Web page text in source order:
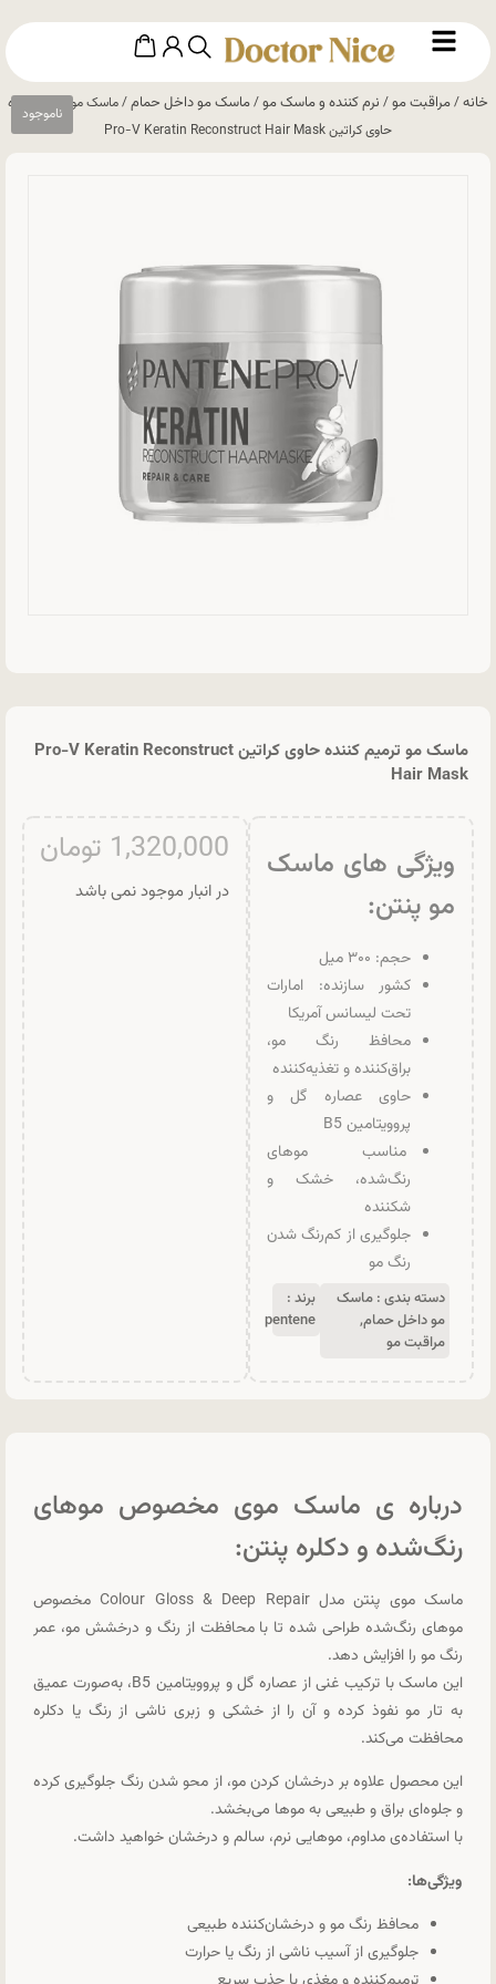
خانه/مراقبت مو/ نرم کننده و ماسک مو/ماسک مو داخل حمام/ ماسک مو ترمیم کننده
حاوی کراتین Pro-V Keratin Reconstruct Hair Mask
ماسک مو ترمیم کننده حاوی کراتین Pro-V Keratin Reconstruct
Hair Mask
ویژگی های ماسک
مو پنتن:
حجم: ۳۰۰ میل
کشور سازنده: امارات
تحت لیسانس آمریکا
محافظ رنگ مو،
براق‌کننده و تغذیه‌کننده
حاوی عصاره گل و
پروویتامین B5
مناسب موهای
رنگ‌شده، خشک و
شکننده
جلوگیری از کم‌رنگ شدن
رنگ مو
دسته بندی : ماسک
مو داخل حمام,
مراقبت مو
برند :
pentene
1,320,000 تومان
در انبار موجود نمی باشد
درباره ی ماسک موی مخصوص موهای
رنگ‌شده و دکلره پنتن:
ماسک موی پنتن مدل Colour Gloss & Deep Repair مخصوص
موهای رنگ‌شده طراحی شده تا با محافظت از رنگ و درخشش مو، عمر
رنگ مو را افزایش دهد.
این ماسک با ترکیب غنی از عصاره گل و پروویتامین B5، به‌صورت عمیق
به تار مو نفوذ کرده و آن را از خشکی و زبری ناشی از رنگ یا دکلره
محافظت می‌کند.
این محصول علاوه بر درخشان کردن مو، از محو شدن رنگ جلوگیری کرده
و جلوه‌ای براق و طبیعی به موها می‌بخشد.
با استفاده‌ی مداوم، موهایی نرم، سالم و درخشان خواهید داشت.
ویژگی‌ها:
محافظ رنگ مو و درخشان‌کننده طبیعی
جلوگیری از آسیب ناشی از رنگ یا حرارت